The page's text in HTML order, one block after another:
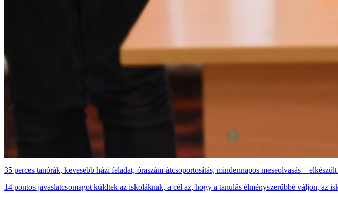
35 perces tanórák, kevesebb házi feladat, óraszám-átcsoportosítás, mindennapos meseolvasás –
14 pontos javaslatcsomagot küldtek az iskoláknak, a cél az, hogy a tanulás élményszerűbbé váljon, az